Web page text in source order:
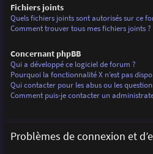
Fichiers joints
Quels fichiers joints sont autorisés sur ce
Comment trouver tous mes fichiers joints ?
Concernant phpBB
Qui a développé ce logiciel de forum ?
Pourquoi la fonctionnalité X n’est pas
Qui contacter pour les abus ou les
Comment puis-je contacter un
Problèmes de connexion et